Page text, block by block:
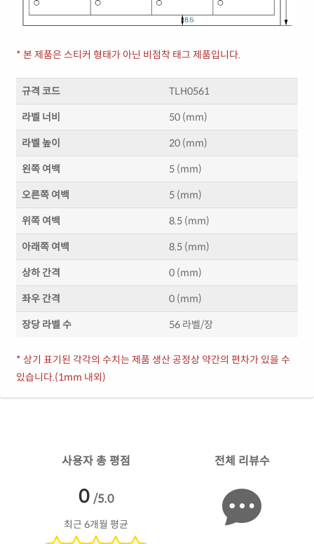
* 본 제품은 스티커 형태가 아닌 비점착 태그 제품입니다.
규격 코드 TLH0561
라벨 너비 50 (mm)
라벨 높이 20 (mm)
왼쪽 여백 5 (mm)
오른쪽 여백 5 (mm)
위쪽 여백 8.5 (mm)
아래쪽 여백 8.5 (mm)
상하 간격 0 (mm)
좌우 간격 0 (mm)
장당 라벨 수 56 라벨/장
* 상기 표기된 각각의 수치는 제품 생산 공정상 약간의 편차가 있을 수
있습니다.(1mm 내외)
사용자 총 평점
0 /5.0
최근 6개월 평균
전체 리뷰수